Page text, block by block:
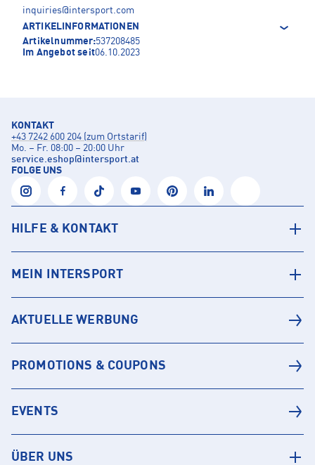
inquiries@intersport.com
ARTIKELINFORMATIONEN
Artikelnummer:537208485
Im Angebot seit06.10.2023
KONTAKT
+43 7242 600 204 (zum Ortstarif)
Mo. – Fr. 08:00 – 20:00 Uhr
service.eshop@intersport.at
FOLGE UNS
HILFE & KONTAKT
MEIN INTERSPORT
AKTUELLE WERBUNG
PROMOTIONS & COUPONS
EVENTS
ÜBER UNS